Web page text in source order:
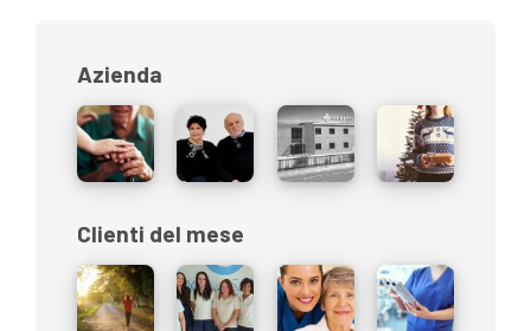
Azienda
Clienti del mese